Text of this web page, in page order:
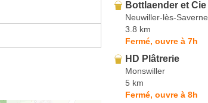
Bottlaender et Cie
Neuwiller-lès-Saverne
3.8 km
Fermé, ouvre à 7h
HD Plâtrerie
Monswiller
5 km
Fermé, ouvre à 8h